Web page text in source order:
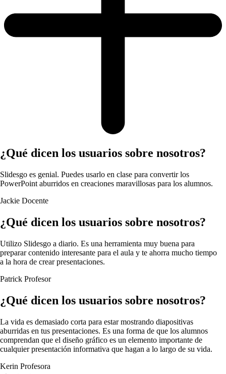
¿Qué dicen los usuarios sobre nosotros?
Slidesgo es genial. Puedes usarlo en clase para convertir los
PowerPoint aburridos en creaciones maravillosas para los alumnos.
Jackie Docente
¿Qué dicen los usuarios sobre nosotros?
Utilizo Slidesgo a diario. Es una herramienta muy buena para
preparar contenido interesante para el aula y te ahorra mucho tiempo
a la hora de crear presentaciones.
Patrick Profesor
¿Qué dicen los usuarios sobre nosotros?
La vida es demasiado corta para estar mostrando diapositivas
aburridas en tus presentaciones. Es una forma de que los alumnos
comprendan que el diseño gráfico es un elemento importante de
cualquier presentación informativa que hagan a lo largo de su vida.
Kerin Profesora